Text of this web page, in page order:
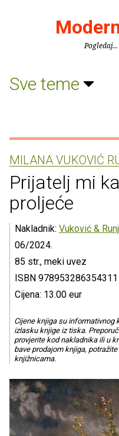
Sve teme
MILANA VUKOVIĆ
Prijatelj mi
proljeće
Nakladnik: Vuković &
06/2024.
85 str., meki uvez
ISBN 978953286354311
Cijena: 13.00 eur
Cijene knjiga su informativnog
izlasku knjige iz tiska.
provjerite kod nakladnika ili u
bave prodajom knjiga,
knjižnicama.